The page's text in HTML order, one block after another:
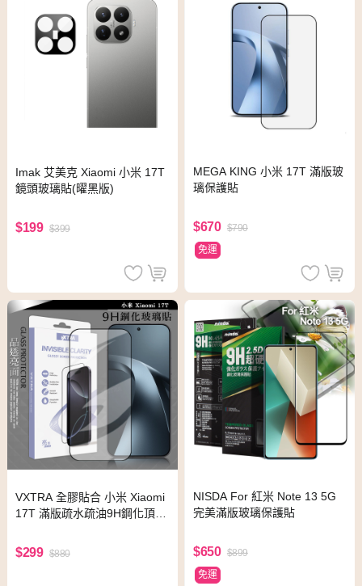
Imak 艾美克 Xiaomi 小米 17T
鏡頭玻璃貼(曜黑版)
$199 $399
MEGA KING 小米 17T 滿版玻
璃保護貼
$670 $790
免運
VXTRA 全膠貼合 小米 Xiaomi
17T 滿版疏水疏油9H鋼化頂級
$299 $880
NISDA For 紅米 Note 13 5G
完美滿版玻璃保護貼
$650 $899
免運